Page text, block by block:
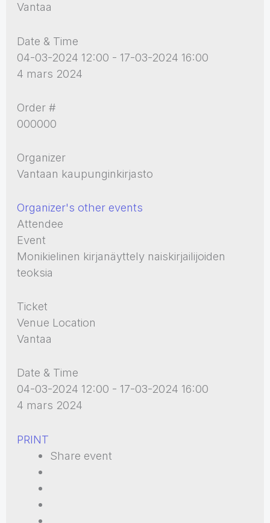
Vantaa
Date & Time
04-03-2024 12:00 - 17-03-2024 16:00
4 mars 2024
Order #
000000
Organizer
Vantaan kaupunginkirjasto
Organizer's other events
Attendee
Event
Monikielinen kirjanäyttely naiskirjailijoiden
teoksia
Ticket
Venue Location
Vantaa
Date & Time
04-03-2024 12:00 - 17-03-2024 16:00
4 mars 2024
PRINT
Share event